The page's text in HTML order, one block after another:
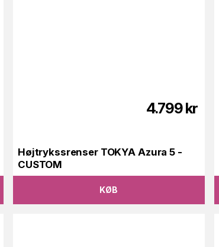
4.799kr
Højtrykssrenser TOKYA Azura 5 -
CUSTOM
KØB